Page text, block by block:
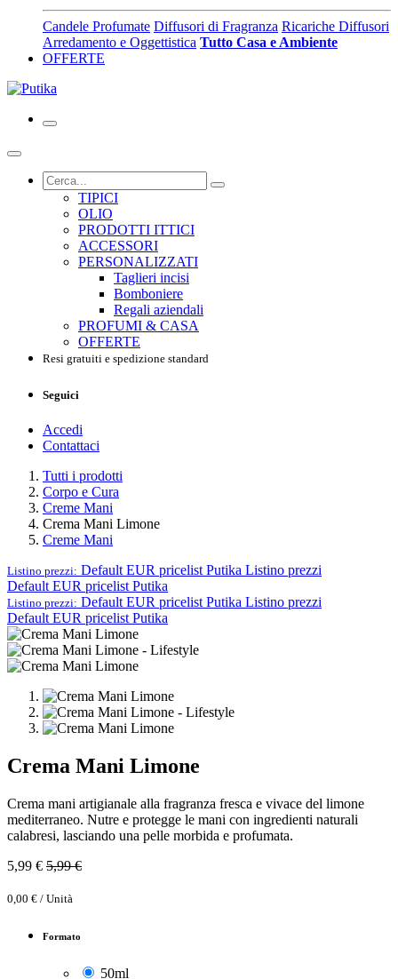
Candele Profumate Diffusori di Fragranza Ricariche Diffusori
Arredamento e Oggettistica Tutto Casa e Ambiente
OFFERTE
TIPICI
OLIO
PRODOTTI ITTICI
ACCESSORI
PERSONALIZZATI
Taglieri incisi
Bomboniere
Regali aziendali
PROFUMI & CASA
OFFERTE
Resi gratuiti e spedizione standard
Seguici
Accedi
Contattaci
Tutti i prodotti
Corpo e Cura
Creme Mani
Crema Mani Limone
Creme Mani
Listino prezzi: Default EUR pricelist Putika Listino prezzi
Default EUR pricelist Putika
Listino prezzi: Default EUR pricelist Putika Listino prezzi
Default EUR pricelist Putika
Crema Mani Limone
Crema mani artigianale alla fragranza fresca e vivace del limone
mediterraneo. Nutre e protegge le mani con ingredienti naturali
calabresi, lasciando una pelle morbida e profumata.
5,99 € 5,99€
0,00 € / Unità
Formato
50ml